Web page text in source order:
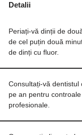
Detalii
Periați-vă dinții de
de cel puțin două
de dinți cu fluor.
Consultați-vă dentistul
pe an pentru
profesionale.